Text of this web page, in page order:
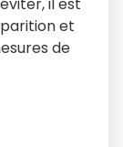
et
de